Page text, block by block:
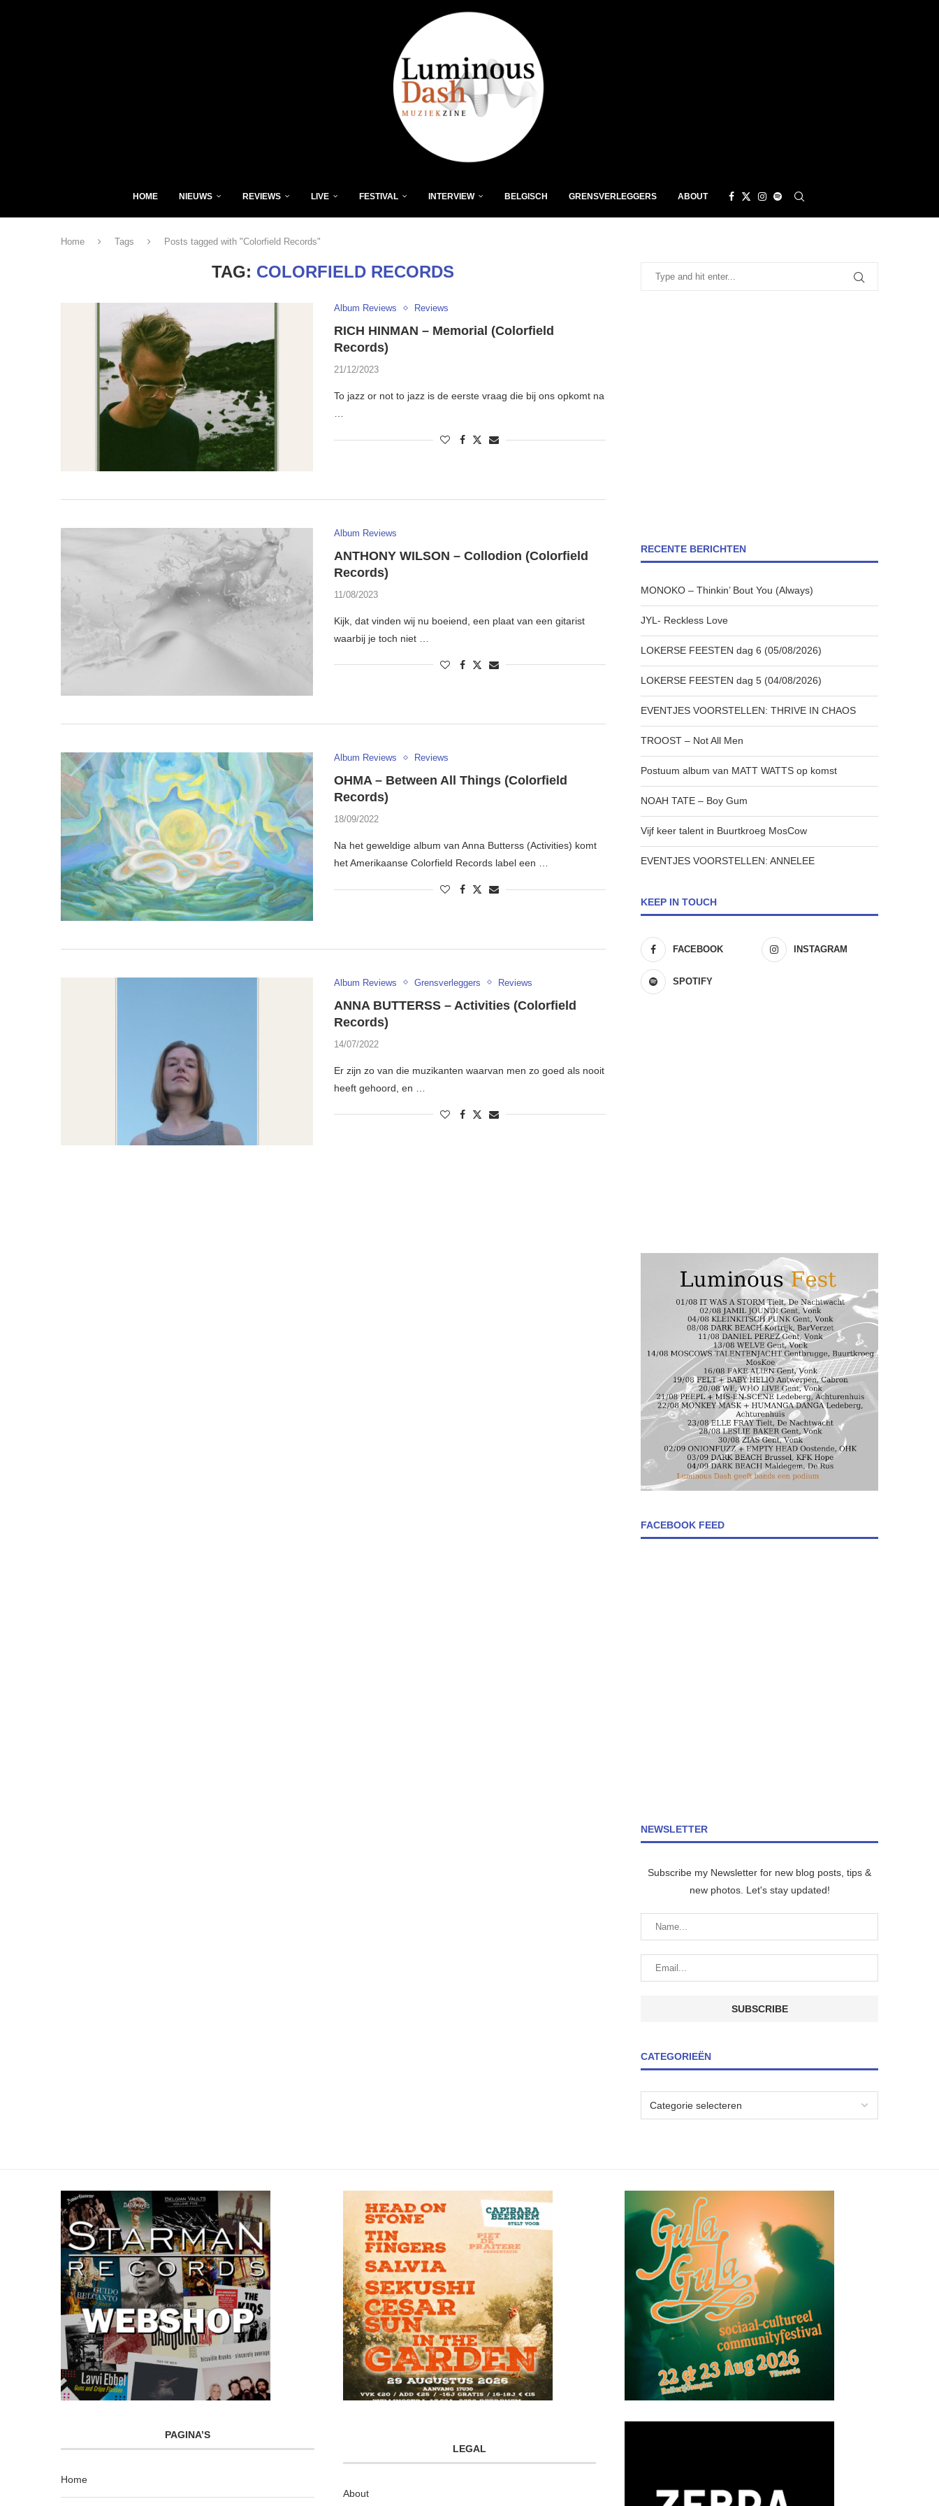
HOME NIEUWS REVIEWS LIVE FESTIVAL INTERVIEW BELGISCH GRENSVERLEGGERS ABOUT
Home Tags Posts tagged with "Colorfield Records"
TAG: COLORFIELD RECORDS
Album Reviews Reviews
RICH HINMAN – Memorial (Colorfield
Records)
21/12/2023
To jazz or not to jazz is de eerste vraag die bij ons opkomt na
…
Album Reviews
ANTHONY WILSON – Collodion (Colorfield
Records)
11/08/2023
Kijk, dat vinden wij nu boeiend, een plaat van een gitarist
waarbij je toch niet …
Album Reviews Reviews
OHMA – Between All Things (Colorfield
Records)
18/09/2022
Na het geweldige album van Anna Butterss (Activities) komt
het Amerikaanse Colorfield Records label een …
Album Reviews Grensverleggers Reviews
ANNA BUTTERSS – Activities (Colorfield
Records)
14/07/2022
Er zijn zo van die muzikanten waarvan men zo goed als nooit
heeft gehoord, en …
RECENTE BERICHTEN
MONOKO – Thinkin’ Bout You (Always)
JYL- Reckless Love
LOKERSE FEESTEN dag 6 (05/08/2026)
LOKERSE FEESTEN dag 5 (04/08/2026)
EVENTJES VOORSTELLEN: THRIVE IN CHAOS
TROOST – Not All Men
Postuum album van MATT WATTS op komst
NOAH TATE – Boy Gum
Vijf keer talent in Buurtkroeg MosCow
EVENTJES VOORSTELLEN: ANNELEE
KEEP IN TOUCH
FACEBOOK INSTAGRAM
SPOTIFY
FACEBOOK FEED
NEWSLETTER
Subscribe my Newsletter for new blog posts, tips &
new photos. Let's stay updated!
CATEGORIEËN
PAGINA’S
Home
LEGAL
About